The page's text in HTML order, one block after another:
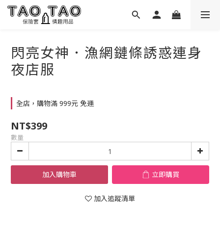
閃亮女神．漁網鏈條誘惑連身
夜店服
全店，購物滿 999元 免運
NT$399
數量
加入購物車 立即購買
加入追蹤清單